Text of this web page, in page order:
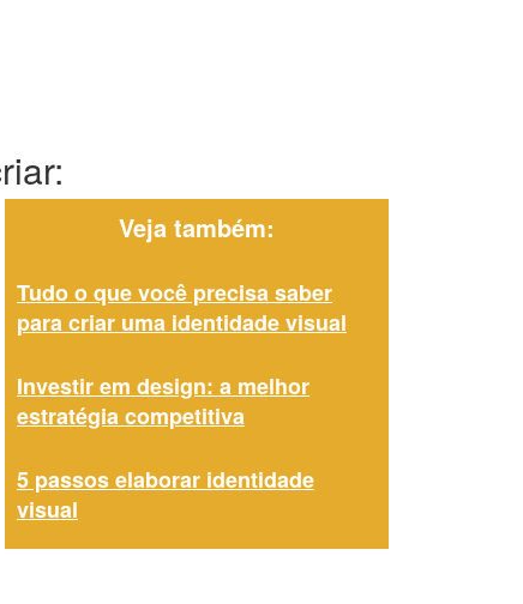
Veja também:
Tudo o que você precisa saber
para criar uma identidade visual
Investir em design: a melhor
estratégia competitiva
5 passos elaborar identidade
visual